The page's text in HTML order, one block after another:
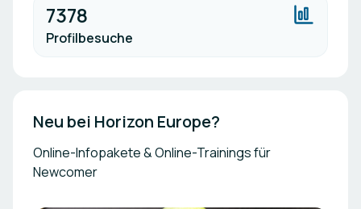
7378
Profilbesuche
Neu bei Horizon Europe?
Online-Infopakete & Online-Trainings für
Newcomer